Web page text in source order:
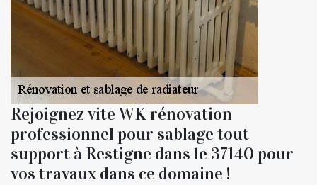
Rejoignez vite WK rénovation
professionnel pour sablage tout
support à Restigne dans le 37140 pour
vos travaux dans ce domaine !